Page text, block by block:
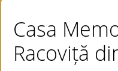
Casa
Racoviță